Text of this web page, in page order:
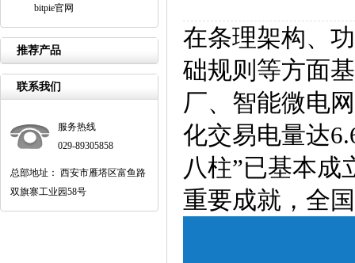
bitpie官网
推荐产品
联系我们
服务热线
029-89305858
总部地址： 西安市雁塔区富鱼路
双旗寨工业园58号
在条理架构、
础规则等方面
厂、智能微电
化交易电量达
八柱”已基本成
重要成就，全